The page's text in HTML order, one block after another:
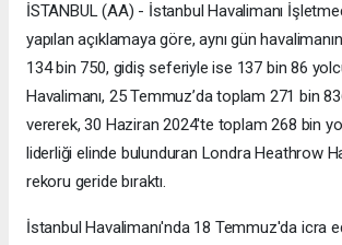
İSTANBUL (AA) - İstanbul Havalimanı
yapılan açıklamaya göre, aynı gün
134 bin 750, gidiş seferiyle ise 137 bin 86
Havalimanı, 25 Temmuz’da toplam 271 bin
vererek, 30 Haziran 2024'te toplam 268 bin
liderliği elinde bulunduran Londra Heathrow
rekoru geride bıraktı.
İstanbul Havalimanı'nda 18 Temmuz'da icra